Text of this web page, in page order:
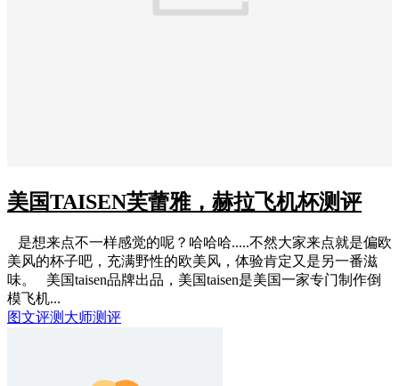
美国TAISEN芙蕾雅，赫拉飞机杯测评
是想来点不一样感觉的呢？哈哈哈.....不然大家来点就是偏欧
美风的杯子吧，充满野性的欧美风，体验肯定又是另一番滋
味。 美国taisen品牌出品，美国taisen是美国一家专门制作倒
模飞机...
图文评测 大师测评